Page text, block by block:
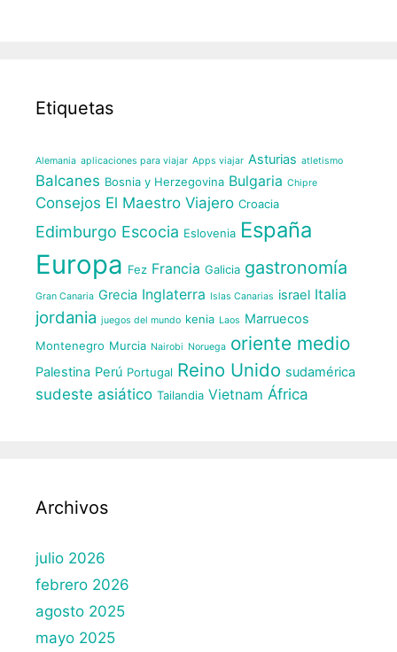
Etiquetas
Alemania aplicaciones para viajar Apps viajar Asturias atletismo
Balcanes Bosnia y Herzegovina Bulgaria Chipre
Consejos El Maestro Viajero Croacia
Edimburgo Escocia Eslovenia España
Europa Fez Francia Galicia gastronomía
Gran Canaria Grecia Inglaterra Islas Canarias israel Italia
jordania juegos del mundo kenia Laos Marruecos
Montenegro Murcia Nairobi Noruega oriente medio
Palestina Perú Portugal Reino Unido sudamérica
sudeste asiático Tailandia Vietnam África
Archivos
julio 2026
febrero 2026
agosto 2025
mayo 2025